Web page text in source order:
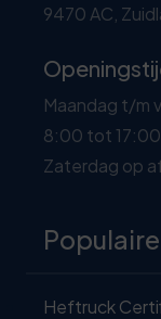
9470 AC,
Maandag t/m
8:00 tot 17:00
Zaterdag op
Heftruck